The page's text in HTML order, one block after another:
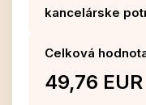
kancelárske
Celková
49,76 EUR